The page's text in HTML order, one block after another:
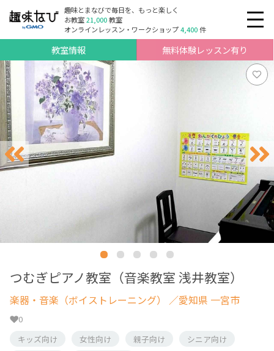
趣味とまなびで毎日を、もっと楽しく
お教室21,000教室
オンラインレッスン・ワークショップ4,400件
教室情報 無料体験レッスン有り
つむぎピアノ教室（音楽教室 浅井教室）
楽器・音楽（ボイストレーニング） ／愛知県 一宮市
0
キッズ向け
女性向け 親子向け
シニア向け